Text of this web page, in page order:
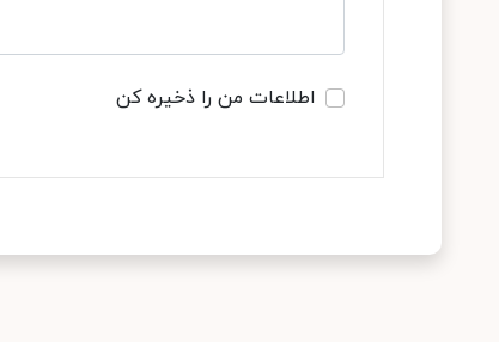
اطلاعات من را ذخیره کن